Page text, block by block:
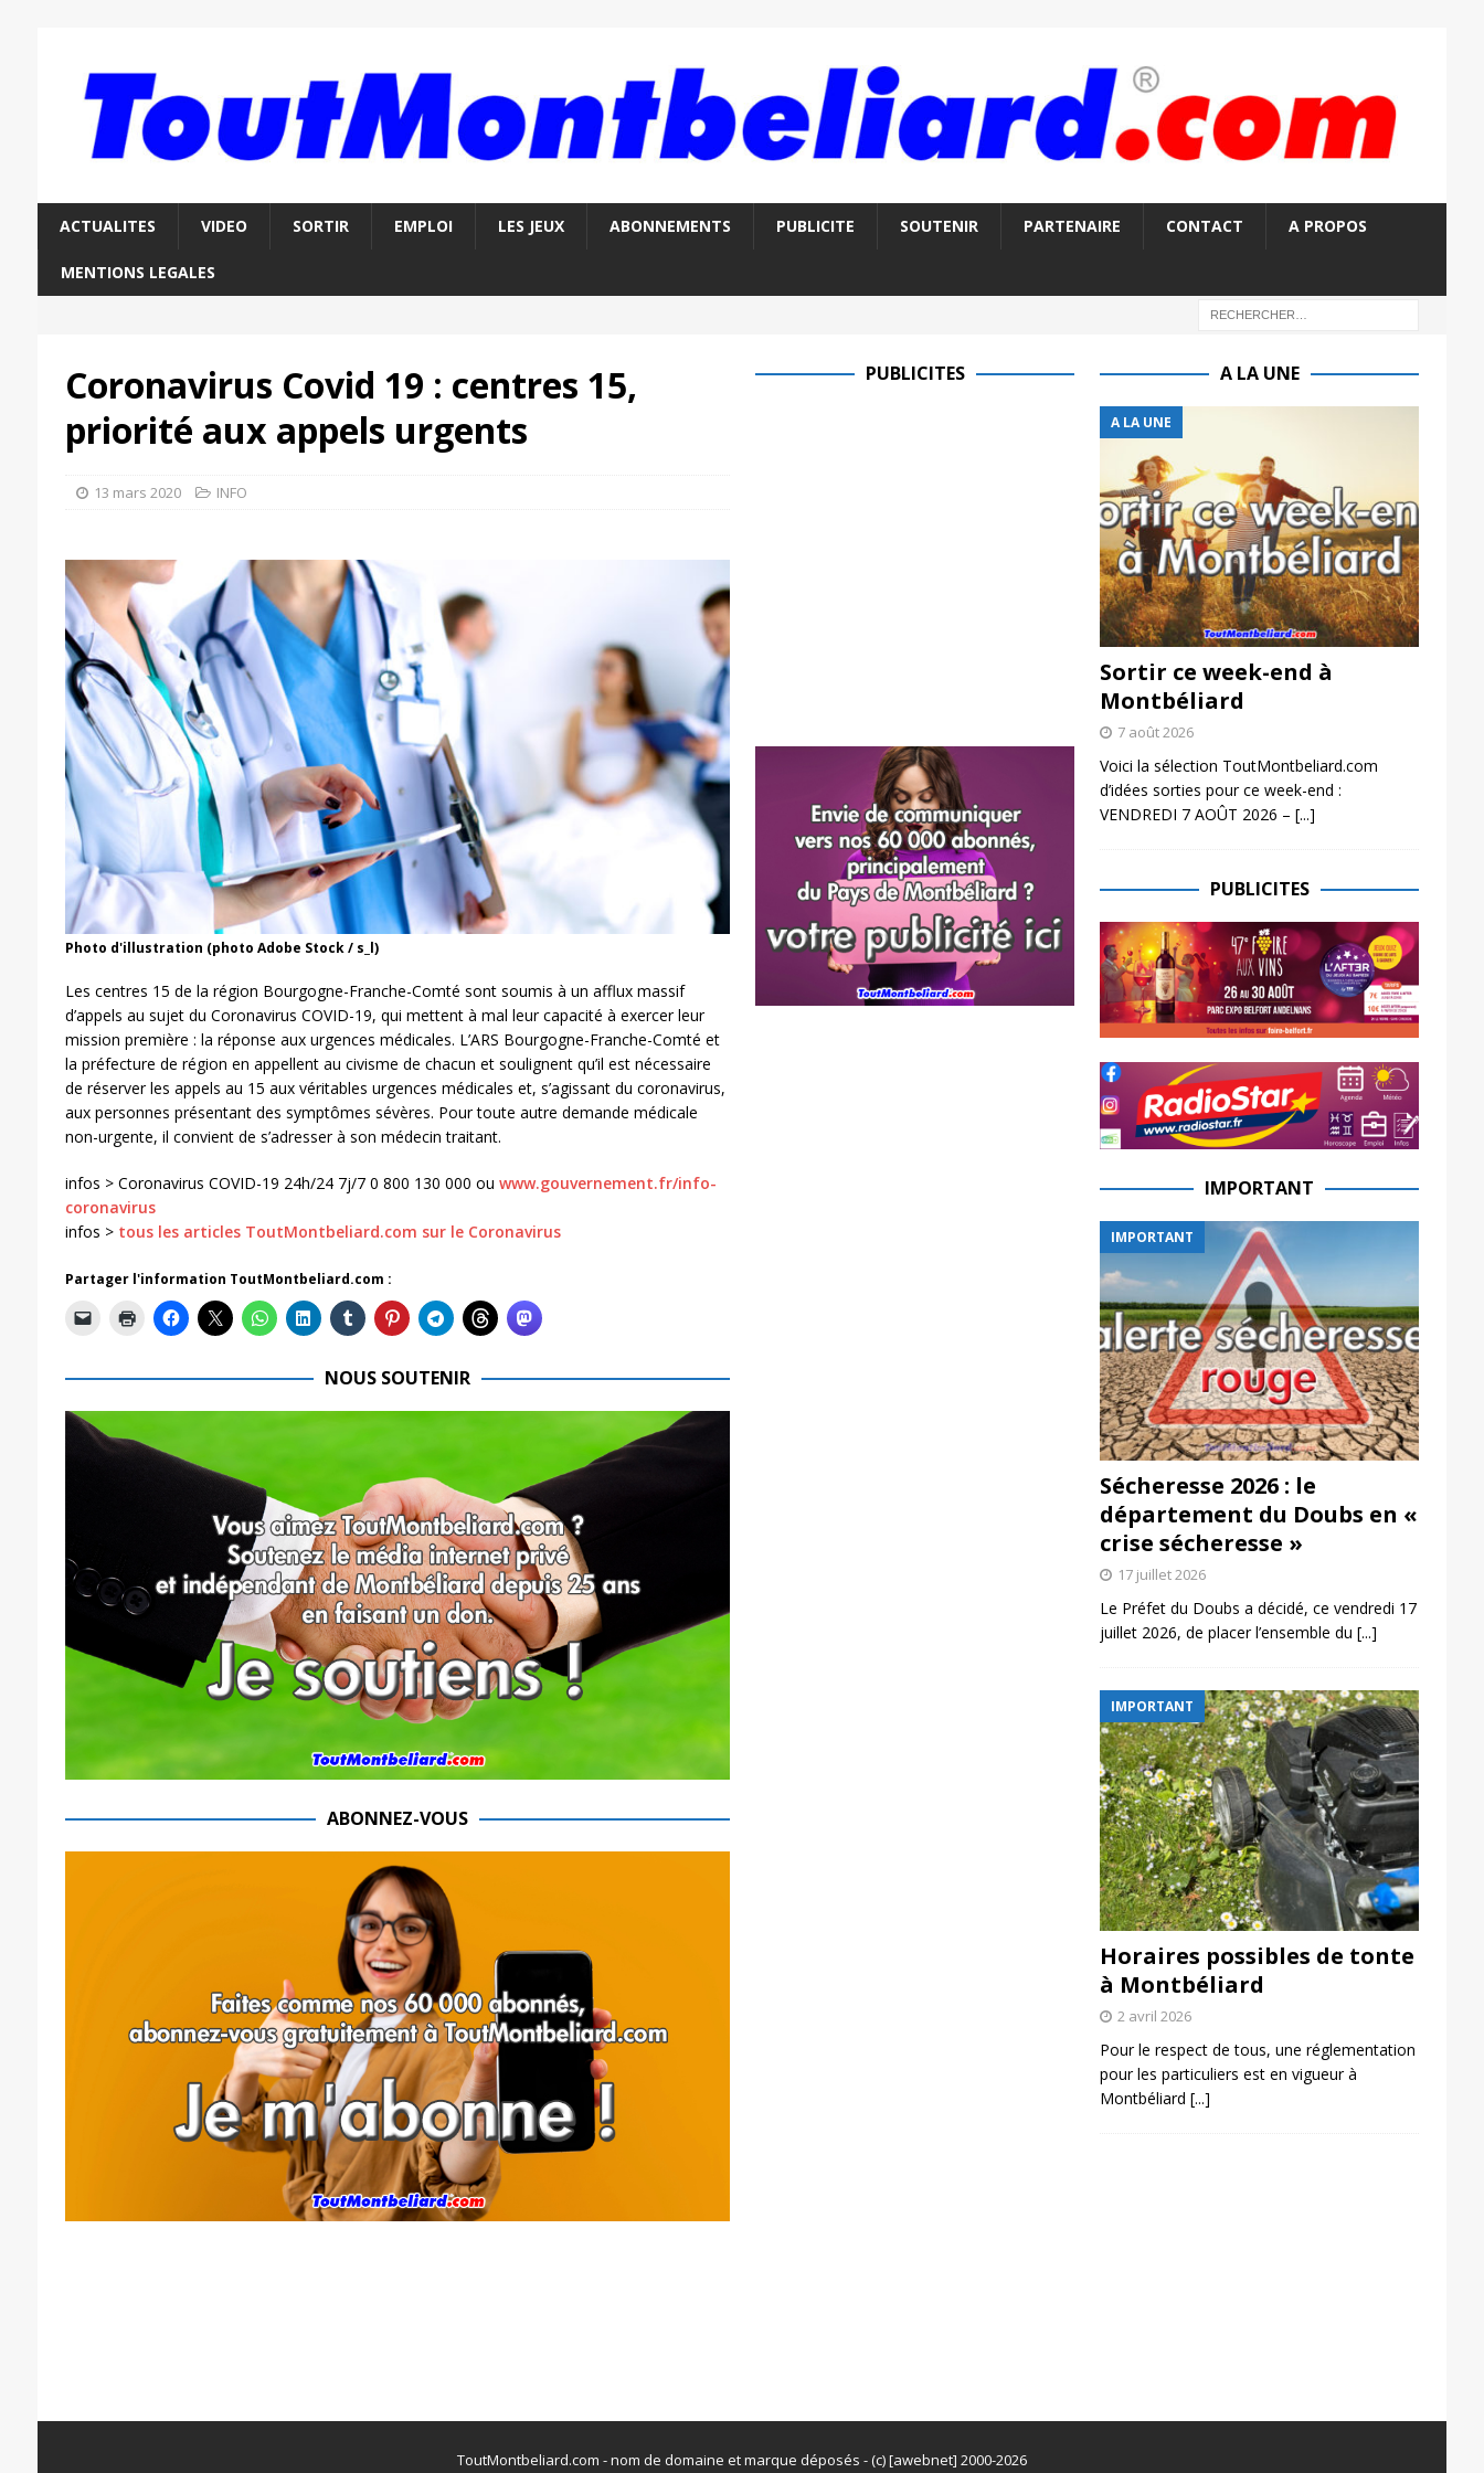
ACTUALITES VIDEO SORTIR EMPLOI LES JEUX ABONNEMENTS PUBLICITE SOUTENIR PARTENAIRE CONTACT A PROPOS
MENTIONS LEGALES
Coronavirus Covid 19 : centres 15,
priorité aux appels urgents
13 mars 2020 INFO
Photo d'illustration (photo Adobe Stock / s_l)
Les centres 15 de la région Bourgogne-Franche-Comté sont soumis à un afflux massif
d’appels au sujet du Coronavirus COVID-19, qui mettent à mal leur capacité à exercer leur
mission première : la réponse aux urgences médicales. L’ARS Bourgogne-Franche-Comté et
la préfecture de région en appellent au civisme de chacun et soulignent qu’il est nécessaire
de réserver les appels au 15 aux véritables urgences médicales et, s’agissant du coronavirus,
aux personnes présentant des symptômes sévères. Pour toute autre demande médicale
non-urgente, il convient de s’adresser à son médecin traitant.
infos > Coronavirus COVID-19 24h/24 7j/7 0 800 130 000 ou www.gouvernement.fr/info-
coronavirus
infos > tous les articles ToutMontbeliard.com sur le Coronavirus
Partager l'information ToutMontbeliard.com :
NOUS SOUTENIR
ABONNEZ-VOUS
PUBLICITES A LA UNE
A LA UNE
Sortir ce week-end à
Montbéliard
7 août 2026
Voici la sélection ToutMontbeliard.com
d’idées sorties pour ce week-end :
VENDREDI 7 AOÛT 2026 – [...]
PUBLICITES
IMPORTANT
IMPORTANT
Sécheresse 2026 : le
département du Doubs en «
crise sécheresse »
17 juillet 2026
Le Préfet du Doubs a décidé, ce vendredi 17
juillet 2026, de placer l’ensemble du [...]
IMPORTANT
Horaires possibles de tonte
à Montbéliard
2 avril 2026
Pour le respect de tous, une réglementation
pour les particuliers est en vigueur à
Montbéliard [...]
ToutMontbeliard.com - nom de domaine et marque déposés - (c) [awebnet] 2000-2026